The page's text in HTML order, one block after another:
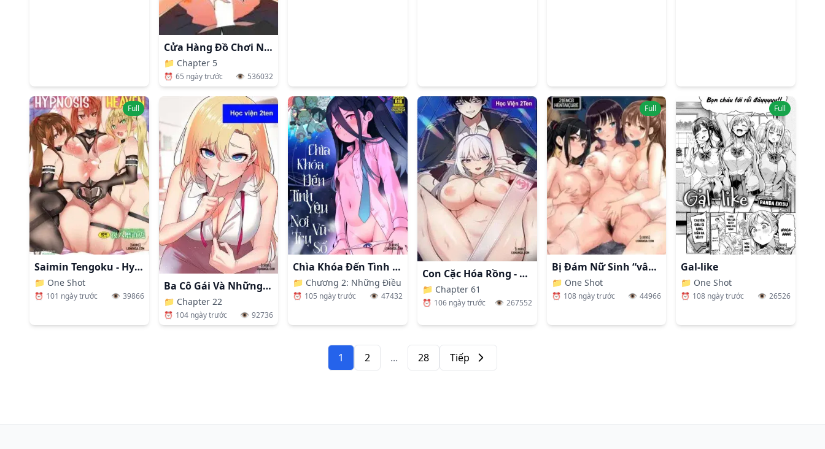
Cửa Hàng Đồ Chơi Người Lớn Ở Thế Giới Lạ
📁 Chapter 5
⏰ 65 ngày trước 👁️ 536032
Full
Saimin Tengoku - Hypnosis Heavensto
📁 One Shot
⏰ 101 ngày trước 👁️ 39866
Ba Cô Gái Và Những Rắc Rối Ngọt Ngào
📁 Chapter 22
⏰ 104 ngày trước 👁️ 92736
Chìa Khóa Đến Tình Yêu Nơi Vũ Trụ Số
📁 Chương 2: Những Điều Em Có Thể Làm Và Những Việc Em Chỉ Có Thể Làm Khi Bên Người
⏰ 105 ngày trước 👁️ 47432
Con Cặc Hóa Rồng - Gái Dị Giới Tranh Nhau Hít (Không Che)
📁 Chapter 61
⏰ 106 ngày trước 👁️ 267552
Full
Bị Đám Nữ Sinh “vây Hãm” Ở Suối Nước Nóng
📁 One Shot
⏰ 108 ngày trước 👁️ 44966
Full
Gal-like
📁 One Shot
⏰ 108 ngày trước 👁️ 26526
1 2 ... 28 Tiếp
Tiếp